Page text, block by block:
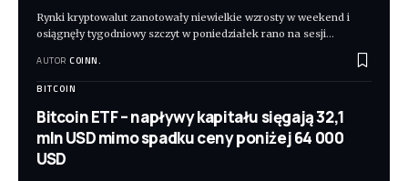
Rynki kryptowalut zanotowały niewielkie wzrosty w weekend i
osiągnęły tygodniowy szczyt w poniedziałek rano na sesji…
AUTOR COINN.
BITCOIN
Bitcoin ETF – napływy kapitału sięgają 32,1
mln USD mimo spadku ceny poniżej 64 000
USD